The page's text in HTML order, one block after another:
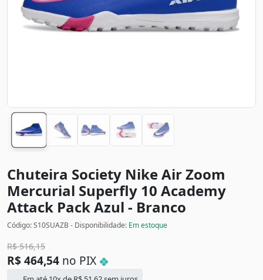
Chuteira Society Nike Air Zoom
Mercurial Superfly 10 Academy
Attack PackAzul - Branco
Código: S10SUAZB - Disponibilidade: Em estoque
R$516,15
R$ 464,54 no PIX